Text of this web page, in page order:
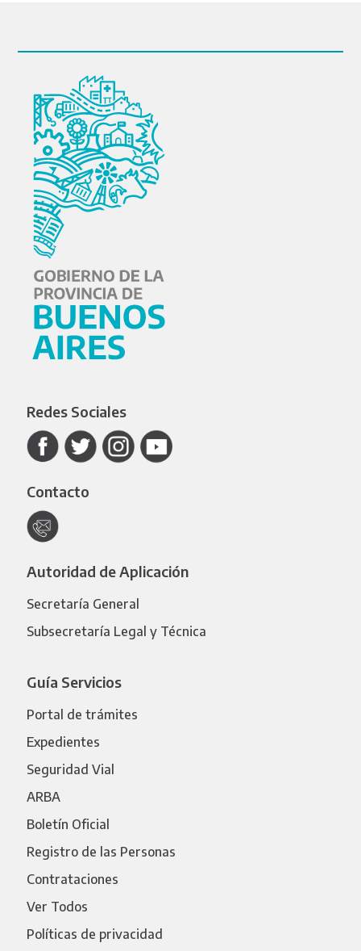
Redes Sociales
Contacto
Autoridad de Aplicación
Secretaría General
Subsecretaría Legal y Técnica
Guía Servicios
Portal de trámites
Expedientes
Seguridad Vial
ARBA
Boletín Oficial
Registro de las Personas
Contrataciones
Ver Todos
Políticas de privacidad